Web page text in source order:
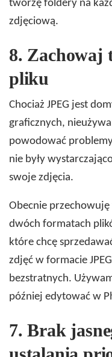
tworzę foldery na
zdjęciową.
8. Zachowaj
pliku
Chociaż JPEG jest
graficznych,
powodować
nie były
swoje zdjęcia.
Obecnie
dwóch formatach
które chcę
zdjęć w formacie
bezstratnych.
później edytować w
7.Brak